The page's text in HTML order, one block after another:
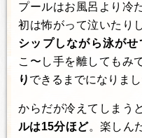
プールはお風呂より冷
初は怖がって泣いたり
シップしながら泳が
こ〜し手を離してもみ
り できるまでになりまし
からだが冷えてしまう
ルは15分ほど。楽しん